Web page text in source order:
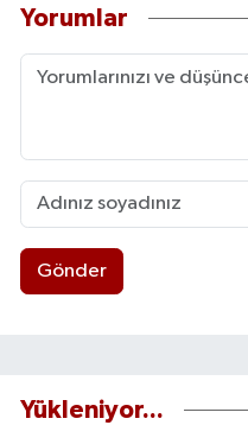
Yorumlar
Gönder
Yükleniyor...